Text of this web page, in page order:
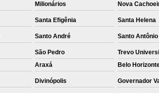
Milionários Nova
Santa Efigênia Santa Helena
Santo André Santo Antônio
São Pedro
Trevo
Araxá Belo
Divinópolis Governador